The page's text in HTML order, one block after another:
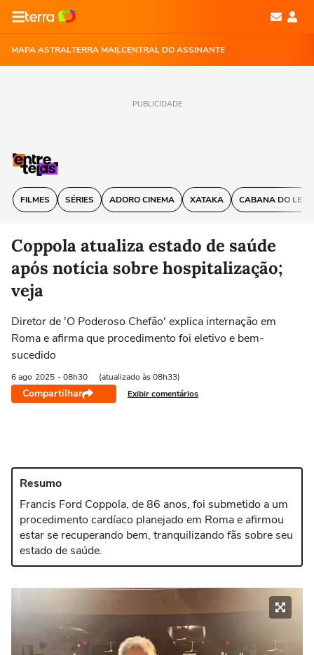
MAPA ASTRALTERRA MAILCENTRAL DO ASSINANTE
PUBLICIDADE
FILMES SÉRIES ADORO CINEMA XATAKA CABANA DO
Coppola atualiza estado de saúde
após notícia sobre hospitalização;
veja
Diretor de 'O Poderoso Chefão' explica internação em
Roma e afirma que procedimento foi eletivo e bem-
sucedido
6 ago 2025 - 08h30 (atualizado às 08h33)
Compartilhar Exibir comentários
Resumo
Francis Ford Coppola, de 86 anos, foi submetido a um
procedimento cardíaco planejado em Roma e afirmou
estar se recuperando bem, tranquilizando fãs sobre seu
estado de saúde.